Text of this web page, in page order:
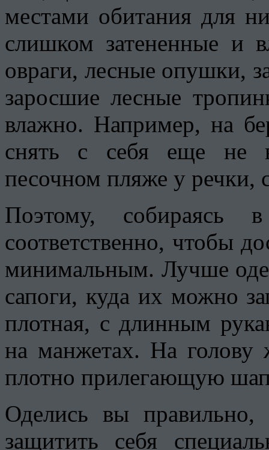
местами обитания для
слишком затененные и
овраги, лесные опушки,
заросшие лесные
влажно. Например, на
снять с себя еще не
песочном пляже у речки,
Поэтому, собираясь
соответственно, чтобы
минимальным. Лучше
сапоги, куда их можно
плотная, с длинным
на манжетах. На голову
плотно прилегающую
Оделись вы правильно,
защитить себя